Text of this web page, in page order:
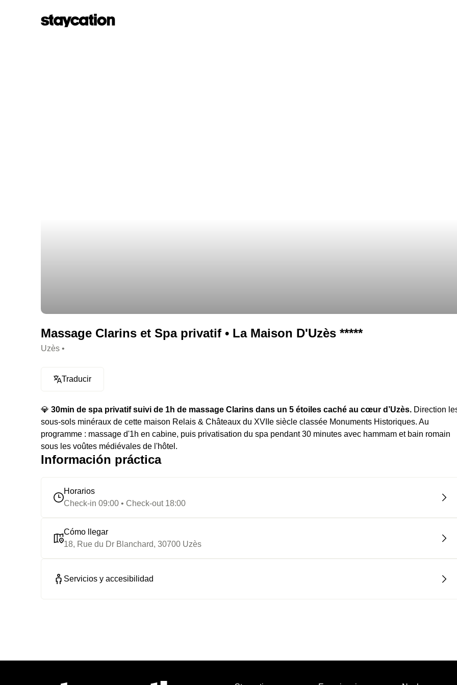
Massage Clarins et Spa privatif • La Maison D'Uzès *****
Uzès •
Traducir
💎 30min de spa privatif suivi de 1h de massage Clarins dans un 5 étoiles caché au cœur d’Uzès. Direction
sous-sols minéraux de cette maison Relais & Châteaux du XVIIe siècle classée Monuments Historiques. Au
programme : massage d'1h en cabine, puis privatisation du spa pendant 30 minutes avec hammam et bain romain
sous les voûtes médiévales de l'hôtel.
Información práctica
Horarios
Check-in 09:00 • Check-out 18:00
Cómo llegar
18, Rue du Dr Blanchard, 30700 Uzès
Servicios y accesibilidad